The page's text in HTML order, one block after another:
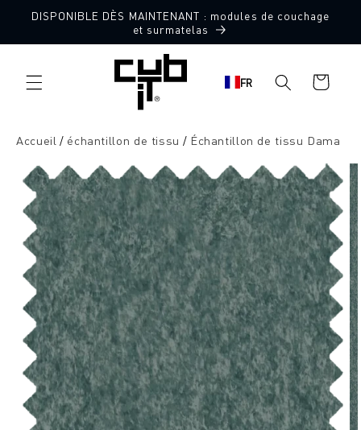
directement
DISPONIBLE DÈS MAINTENANT : modules de couchage
et surmatelas
FR
Panier
d'achat
Accueil échantillon de tissu Échantillon de tissu Dama
l'information
sur le
produit
10 échantillons de tissu gratuits